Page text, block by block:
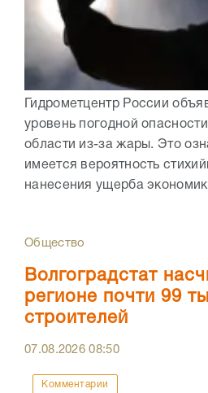
Гидрометцентр России
уровень погодной
области из-за жары. Это
имеется вероятность
нанесения ущерба
Общество
Волгоградстат
регионе почти 99
строителей
07.08.202608:50
Комментарии